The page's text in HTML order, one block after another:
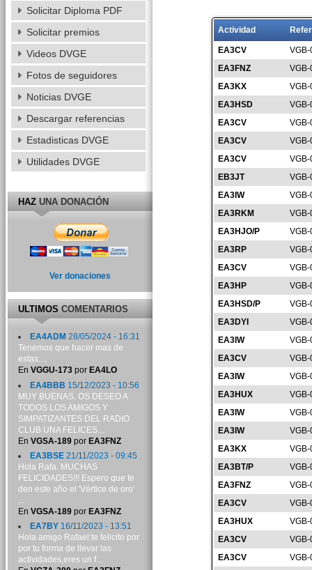
Actividad
EA3CV
EA3FNZ
EA3KX
EA3HSD
EA3CV
EA3CV
EA3CV
EB3JT
EA3IW
EA3RKM
EA3HJO/P
EA3RP
EA3CV
EA3HP
EA3HSD/P
EA3DYI
EA3IW
EA3CV
EA3IW
EA3HUX
EA3IW
EA3IW
EA3KX
EA3BT/P
EA3FNZ
EA3CV
EA3HUX
EA3CV
EA3CV
Solicitar Diploma PDF
Solicitar premios
Videos DVGE
Fotos de seguidores
Noticias DVGE
Descargar referencias
Estadisticas DVGE
Utilidades DVGE
HAZUNA DONACIÓN
Ver donaciones
ULTIMOSCOMENTARIOS
EA4ADM 28/05/2024 - 16:31
Tenemos que hacer mas de
estas....
En VGGU-173por EA4LO
EA4BBB 15/12/2023 - 10:56
MUY BUENAS. OS DESEO A
TODOS LOS AMIGOS Y
SIMPATIZANTES DEL RADIO
CLUB UNA FELICES...
En VGSA-189por EA3FNZ
EA3BSE21/11/2023 - 09:45
Hola Rafa. MUCHAS
FELICIDADES!!! Espero que te
den este año el 'Vértice de oro'
...
En VGSA-189por EA3FNZ
EA7BY16/11/2023 - 13:51
Hola amigo Rafael:te felicito por
por tu forma de llevar las
actividades,eres un f...